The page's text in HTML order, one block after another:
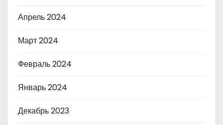
Апрель 2024
Март 2024
Февраль 2024
Январь 2024
Декабрь 2023